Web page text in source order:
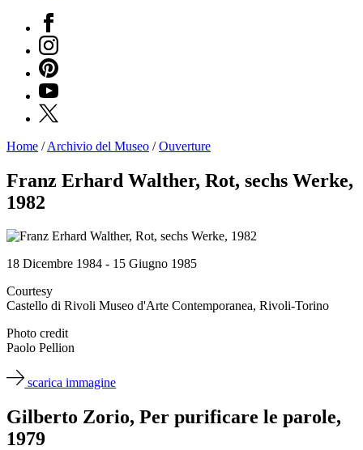
Facebook
Instagram
Pinterest
YouTube
X
Mostre
Eventi
Museo
Digitale
Collezione
Accessibilità
News
Educazione
Formazione
Ricerca
Home /Archivio del Museo /Ouverture
Franz Erhard Walther, Rot, sechs Werke,
1982
18 Dicembre 1984 - 15 Giugno 1985
Courtesy
Castello di Rivoli Museo d'Arte Contemporanea, Rivoli-Torino
Photo credit
Paolo Pellion
scarica immagine
Gilberto Zorio, Per purificare le parole,
1979